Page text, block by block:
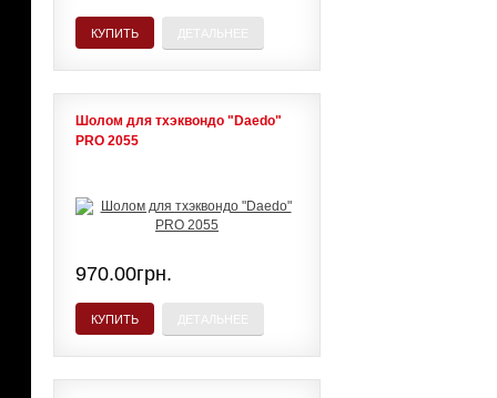
КУПИТЬ
Шолом для тхэквондо "Daedo"
PRO 2055
970.00грн.
КУПИТЬ